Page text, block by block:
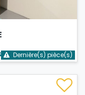
bientôt épuisé
Dernière(s) pièce(s)